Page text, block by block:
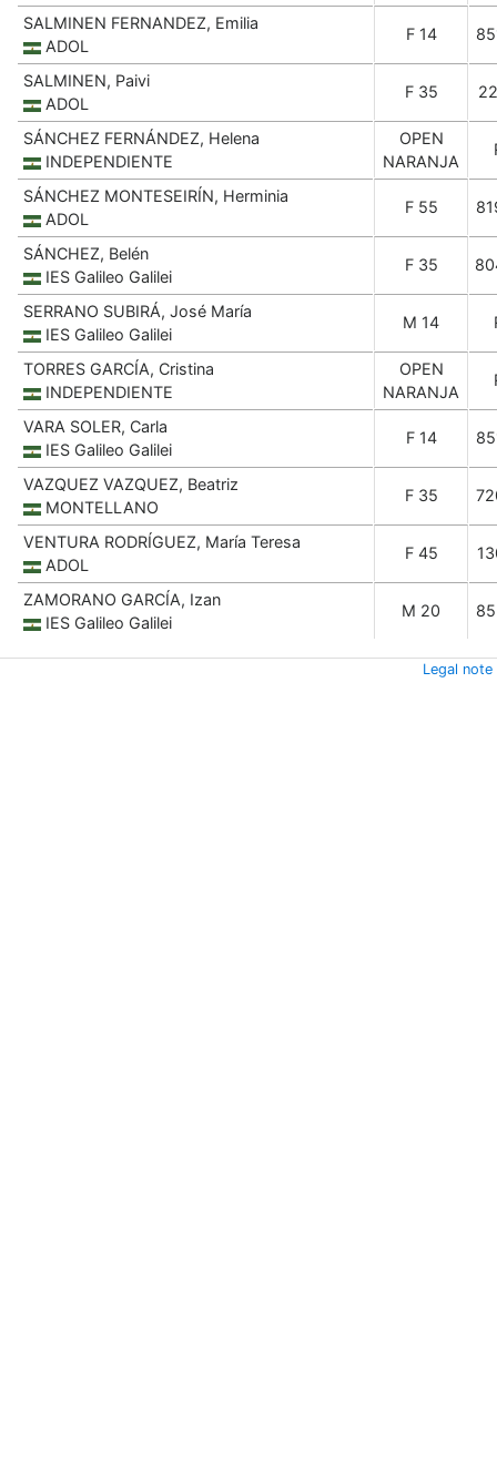
SALMINEN FERNANDEZ, Emilia
ADOL
F 14
SALMINEN, Paivi
ADOL
F 35
SÁNCHEZ FERNÁNDEZ, Helena
INDEPENDIENTE
OPEN
NARANJA
SÁNCHEZ MONTESEIRÍN, Herminia
ADOL
F 55
SÁNCHEZ, Belén
IES Galileo Galilei
F 35
SERRANO SUBIRÁ, José María
IES Galileo Galilei
M 14
TORRES GARCÍA, Cristina
INDEPENDIENTE
OPEN
NARANJA
VARA SOLER, Carla
IES Galileo Galilei
F 14
VAZQUEZ VAZQUEZ, Beatriz
MONTELLANO
F 35
VENTURA RODRÍGUEZ, María Teresa
ADOL
F 45
ZAMORANO GARCÍA, Izan
IES Galileo Galilei
M 20
Legal note